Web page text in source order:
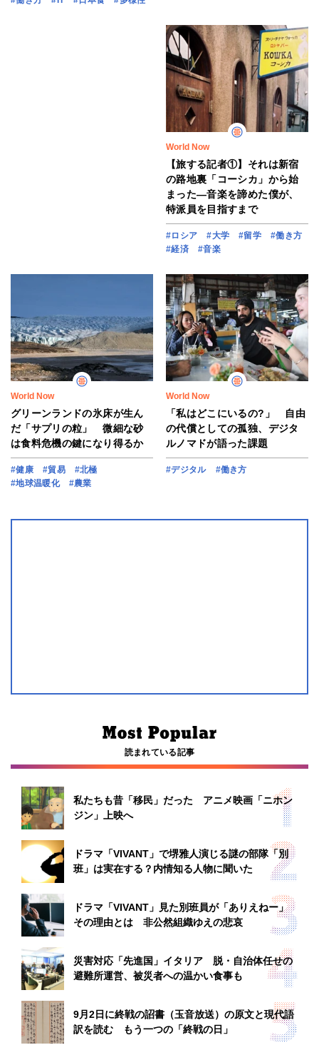
World Now
【旅する記者①】それは新宿
の路地裏「コーシカ」から始
まった―音楽を諦めた僕が、
特派員を目指すまで
#ロシア #大学 #留学
#働き方
#経済
#音楽
World Now
グリーンランドの氷床が生ん
だ「サプリの粒」 微細な砂
は食料危機の鍵になり得るか
#健康 #貿易
#北極
#地球温暖化
#農業
World Now
「私はどこにいるの?」 自由
の代償としての孤独、デジタ
ルノマドが語った課題
#デジタル #働き方
読まれている記事
私たちも昔「移民」だった アニメ映画「ニホン
ジン」上映へ
ドラマ「VIVANT」で堺雅人演じる謎の部隊「別
班」は実在する？内情知る人物に聞いた
ドラマ「VIVANT」見た別班員が「ありえねー」
その理由とは 非公然組織ゆえの悲哀
災害対応「先進国」イタリア 脱・自治体任せの
避難所運営、被災者への温かい食事も
9月2日に終戦の詔書（玉音放送）の原文と現代語
訳を読む もう一つの「終戦の日」